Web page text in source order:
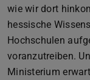
wie wir dort
hessische
Hochschulen
voranzutreiben.
Ministerium